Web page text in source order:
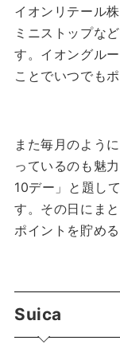
イオンリテール
ミニストップな
す。イオングル
ことでいつでも
また毎月のよう
っているのも魅
10デー」と題し
す。その日にま
ポイントを貯め
Suica